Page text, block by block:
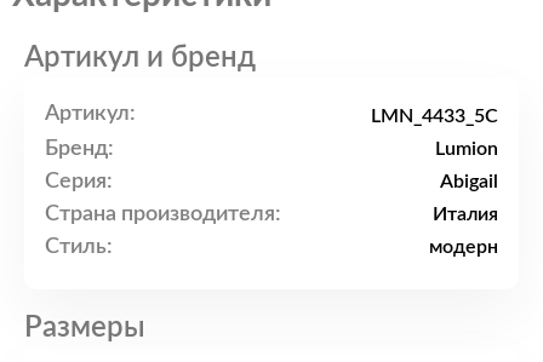
Артикул и бренд
Артикул: LMN_4433_5C
Бренд: Lumion
Серия: Abigail
Страна производителя: Италия
Стиль: модерн
Размеры